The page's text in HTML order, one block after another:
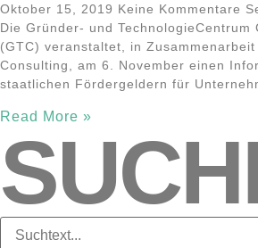
Oktober 15, 2019 Keine Kommentare
Die Gründer- und TechnologieCentrum
(GTC) veranstaltet, in
Consulting, am 6. November einen
staatlichen Fördergeldern für
Read More »